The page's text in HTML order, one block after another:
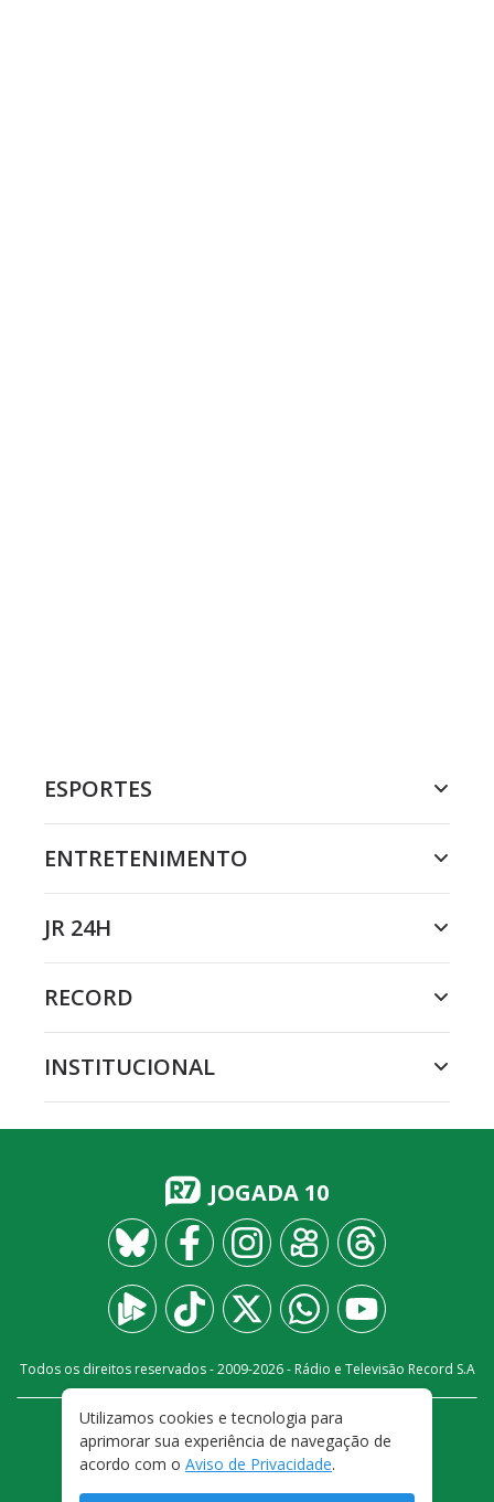
ESPORTES
ENTRETENIMENTO
JR 24H
RECORD
INSTITUCIONAL
JOGADA 10
Todos os direitos reservados - 2009-2026- Rádio e Televisão Record S.A
FALE CONOSCO
PRIVACIDADE
TERMOS E CONDIÇÕES DE USO
Utilizamos cookies e tecnologia para
aprimorar sua experiência de navegação de
acordo com o Aviso de Privacidade.